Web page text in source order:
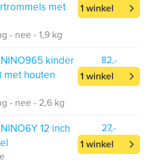
met
- nee - 1,9 kg
1 winkel
kinder
met houten
- nee - 2,6 kg
82,-
1 winkel
12 inch
27,-
1 winkel